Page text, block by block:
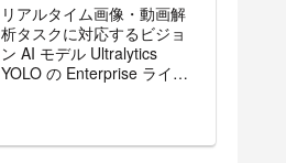
リアルタイム画像・動画解
析タスクに対応するビジョ
ン AI モデル Ultralytics
YOLO の Enterprise ライセ